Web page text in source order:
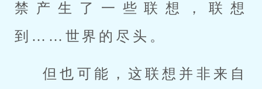
禁产生了一些联想，联想
到……世界的尽头。
但也可能，这联想并非来自